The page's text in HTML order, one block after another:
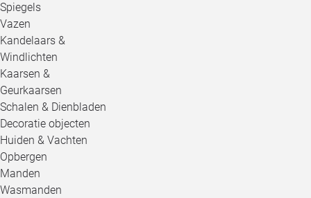
Spiegels
Vazen
Kandelaars &
Windlichten
Kaarsen &
Geurkaarsen
Schalen & Dienbladen
Decoratie objecten
Huiden & Vachten
Opbergen
Manden
Wasmanden